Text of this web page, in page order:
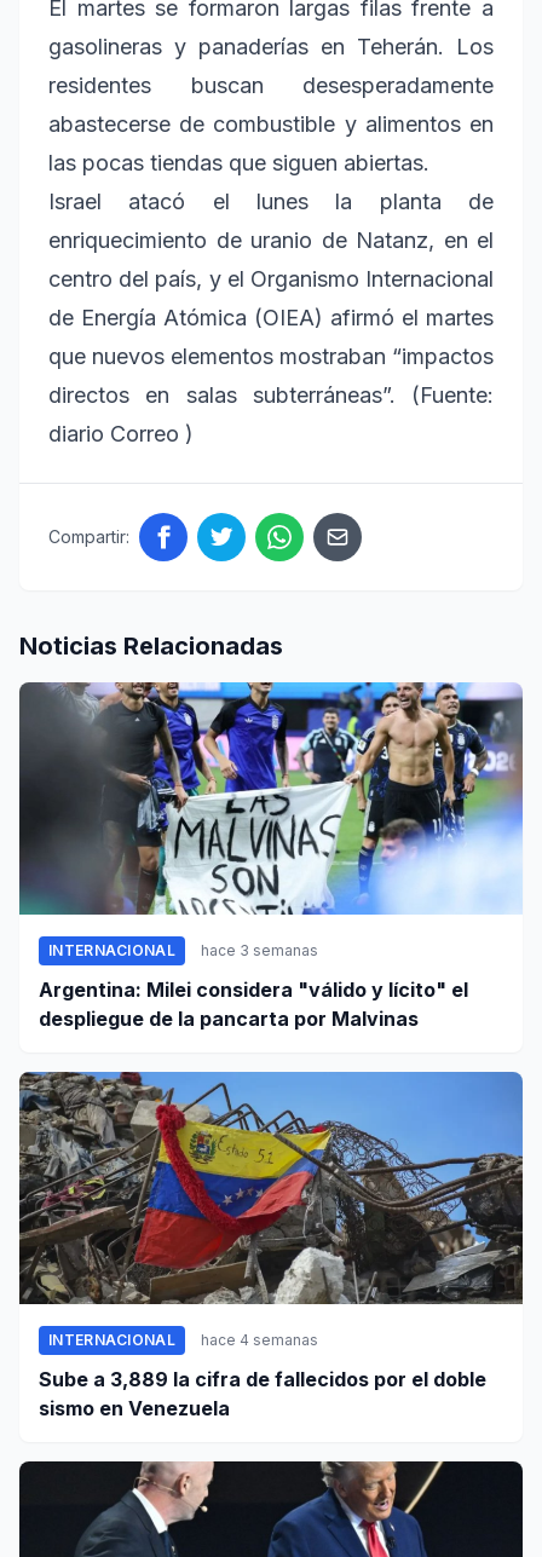
El martes se formaron largas filas frente a
gasolineras y panaderías en Teherán. Los
residentes buscan desesperadamente
abastecerse de combustible y alimentos en
las pocas tiendas que siguen abiertas.
Israel atacó el lunes la planta de
enriquecimiento de uranio de Natanz, en el
centro del país, y el Organismo Internacional
de Energía Atómica (OIEA) afirmó el martes
que nuevos elementos mostraban “impactos
directos en salas subterráneas”. (Fuente:
diario Correo )
Compartir:
Noticias Relacionadas
INTERNACIONAL hace 3 semanas
Argentina: Milei considera "válido y lícito" el
despliegue de la pancarta por Malvinas
INTERNACIONAL hace 4 semanas
Sube a 3,889 la cifra de fallecidos por el doble
sismo en Venezuela